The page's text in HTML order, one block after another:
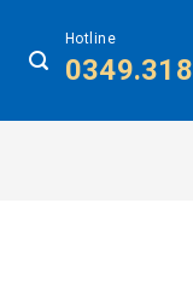
Hotline